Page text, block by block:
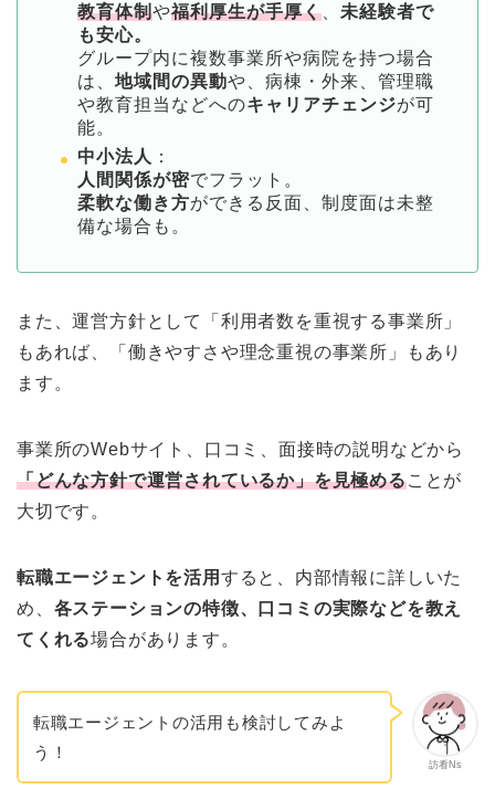
教育体制や福利厚生が手厚く
未経験者で
も安心。
グループ内に複数事業所や病院を持つ場合
は、 地域間の異動や、病棟・外来、管理職
や教育担当などへのキャリアチェンジが可
能。
中小法人 ：
人間関係が密でフラット。
柔軟な働き方ができる反面、制度面は未整
備な場合も。
また、運営方針として「利用者数を重視する事業所」
もあれば、「働きやすさや理念重視の事業所」もあり
ます。
事業所のWebサイト、口コミ、面接時の説明などから
「どんな方針で運営されているか」を見極めることが
大切です。
転職エージェントを活用 すると、内部情報に詳しいた
め、 各ステーションの特徴、口コミの実際などを教え
てくれる場合があります。
訪看Ns
転職エージェントの活用も検討してみよ
う！